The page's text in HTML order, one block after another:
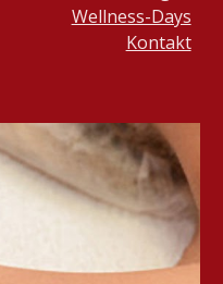
Wellness-Days
Kontakt